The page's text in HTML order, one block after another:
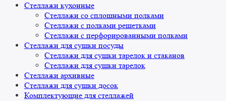
Стеллажи кухонные
Стеллажи со сплошными полками
Стеллажи с полками решетками
Стеллажи с перфорированными полками
Стеллажи для сушки посуды
Стеллажи для сушки тарелок и стаканов
Стеллажи для сушки тарелок
Стеллажи архивные
Стеллажи для сушки досок
Комплектующие для стеллажей